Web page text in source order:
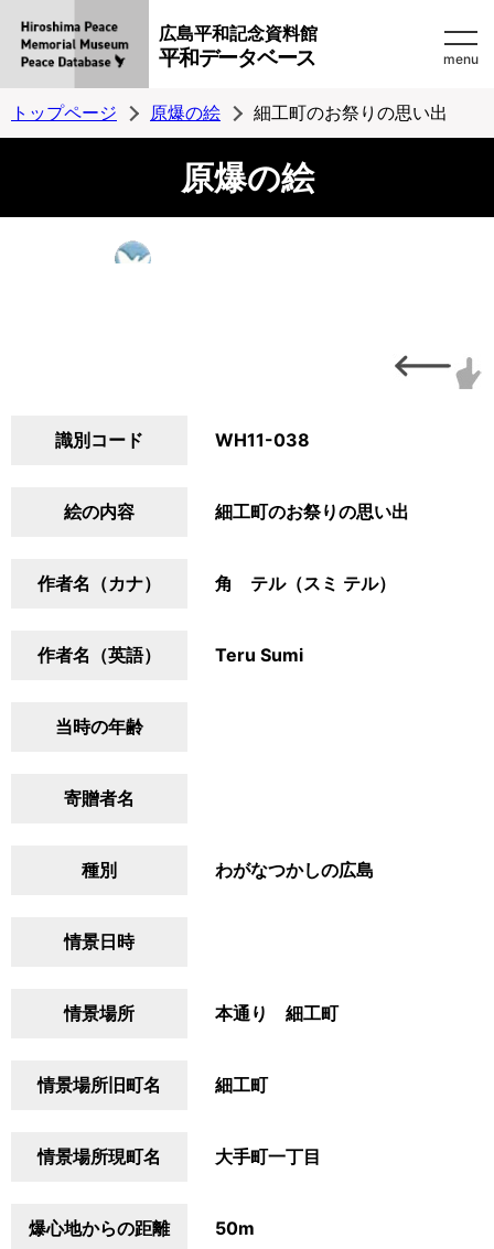
広島平和記念資料館
平和データベース menu
トップページ 原爆の絵 細工町のお祭りの思い出
原爆の絵
識別コード WH11-038
絵の内容 細工町のお祭りの思い出
作者名（カナ） 角 テル（スミ テル）
作者名（英語） Teru Sumi
当時の年齢
寄贈者名
種別 わがなつかしの広島
情景日時
情景場所 本通り 細工町
情景場所旧町名 細工町
情景場所現町名 大手町一丁目
爆心地からの距離 50m